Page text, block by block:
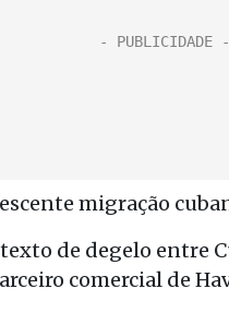
migração
de degelo entre
comercial de